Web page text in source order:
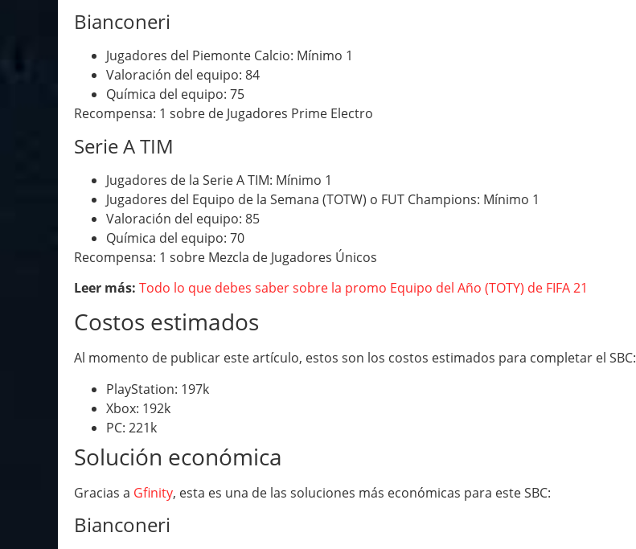
Bianconeri
Jugadores del Piemonte Calcio: Mínimo 1
Valoración del equipo: 84
Química del equipo: 75
Recompensa: 1 sobre de Jugadores Prime Electro
Serie A TIM
Jugadores de la Serie A TIM: Mínimo 1
Jugadores del Equipo de la Semana (TOTW) o FUT Champions: Mínimo 1
Valoración del equipo: 85
Química del equipo: 70
Recompensa: 1 sobre Mezcla de Jugadores Únicos
Leer más: Todo lo que debes saber sobre la promo Equipo del Año (TOTY) de FIFA 21
Costos estimados
Al momento de publicar este artículo, estos son los costos estimados para completar el SBC:
PlayStation: 197k
Xbox: 192k
PC: 221k
Solución económica
Gracias a Gfinity, esta es una de las soluciones más económicas para este SBC:
Bianconeri